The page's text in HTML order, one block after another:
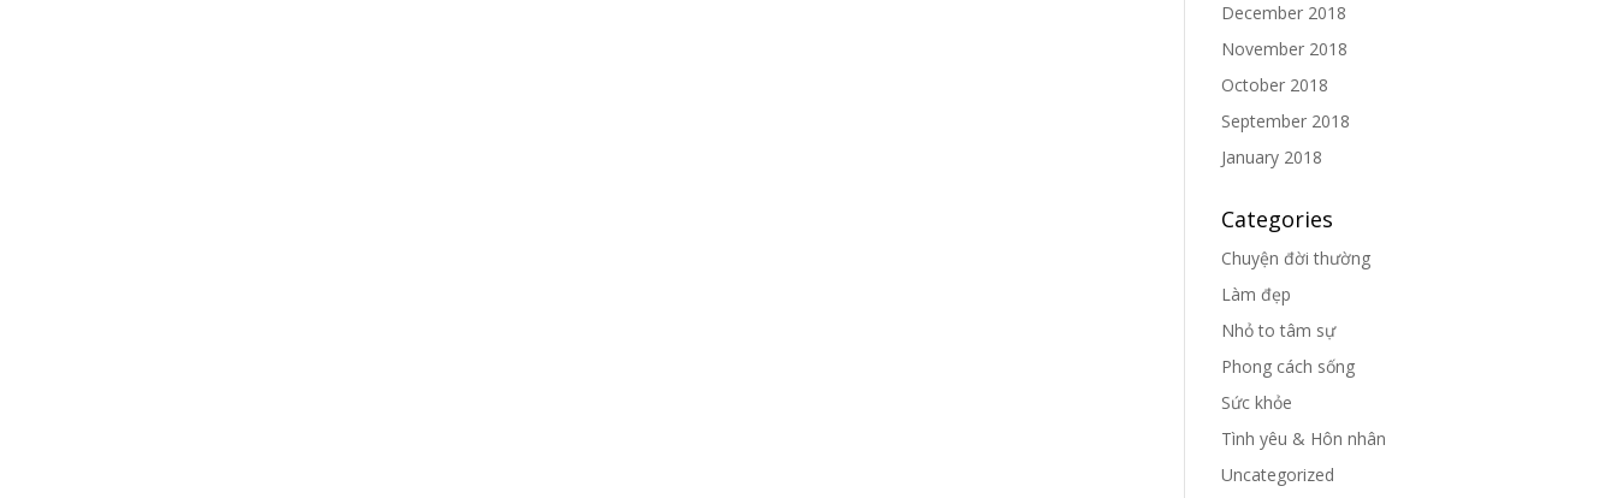
December 2018
November 2018
October 2018
September 2018
January 2018
Categories
Chuyện đời thường
Làm đẹp
Nhỏ to tâm sự
Phong cách sống
Sức khỏe
Tình yêu & Hôn nhân
Uncategorized